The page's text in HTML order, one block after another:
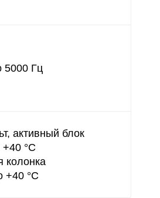
5000 Гц
активный блок
°C
колонка
+40 °C